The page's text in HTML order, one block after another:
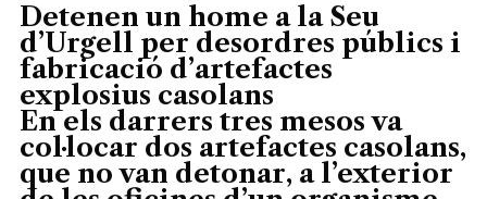
Detenen un home a la Seu
d’Urgell per desordres públics i
fabricació d’artefactes
explosius casolans
En els darrers tres mesos va
col·locar dos artefactes casolans,
que no van detonar, a l’exterior